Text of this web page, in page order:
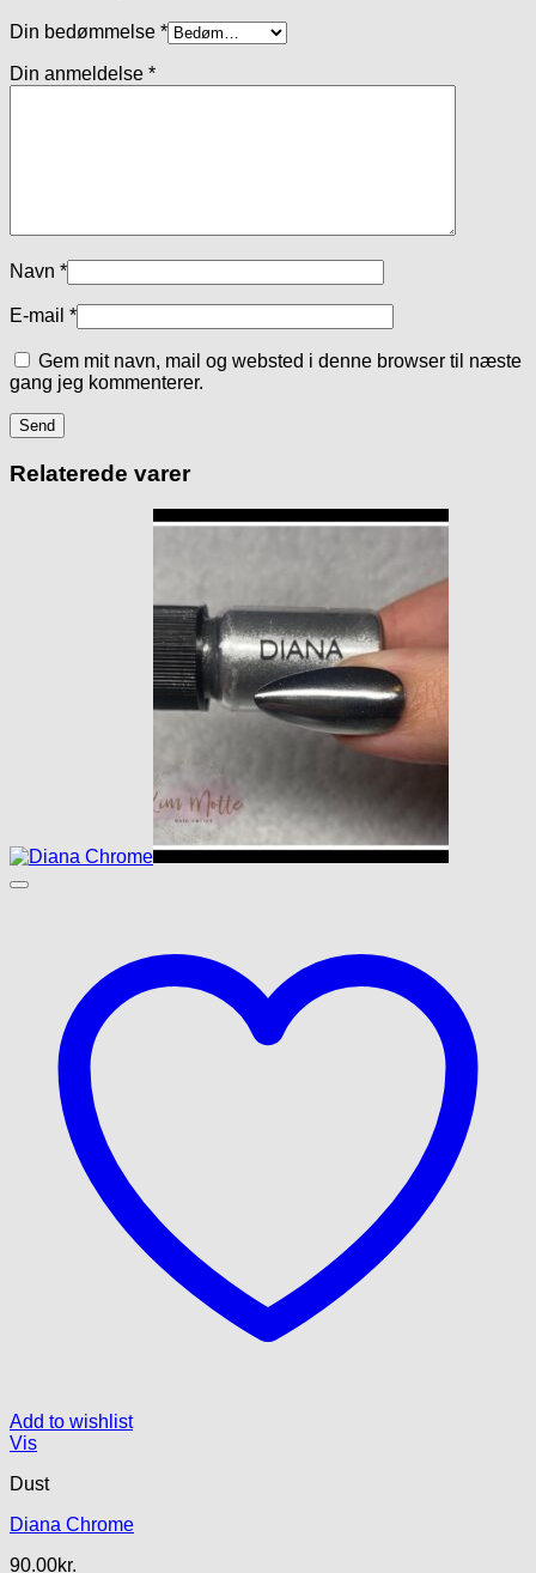
Din bedømmelse *
Din anmeldelse *
Navn *
E-mail *
Gem mit navn, mail og websted i denne browser til næste
gang jeg kommenterer.
Relaterede varer
Add to wishlist
Vis
Dust
Diana Chrome
90.00kr.